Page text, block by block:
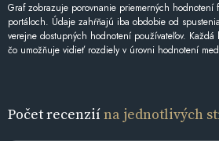
Graf zobrazuje porovnanie priemerných hodnotení
portáloch. Údaje zahŕňajú iba obdobie od
verejne dostupných hodnotení používateľov.
čo umožňuje vidieť rozdiely v úrovni hodnotení
Počet recenziína jednotlivých